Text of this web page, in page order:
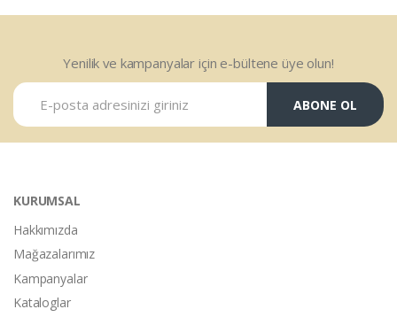
Yenilik ve kampanyalar için e-bültene üye olun!
ABONE OL
KURUMSAL
Hakkımızda
Mağazalarımız
Kampanyalar
Kataloglar